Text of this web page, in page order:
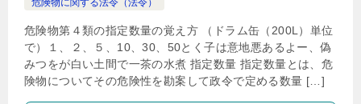
危険物に関する法令（法令）
危険物第４類の指定数量の覚え方 （ドラム缶（200L）単位
で）１、２、５、10、30、50とく子は意地悪あるよー、偽
みつをが白い土間で一茶の水煮 指定数量 指定数量とは、危
険物についてその危険性を勘案して政令で定める数量 […]